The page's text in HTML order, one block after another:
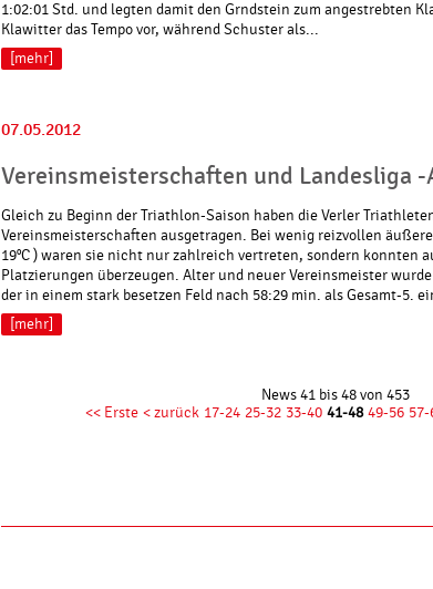
1:02:01 Std. und legten damit den Grndstein zum angestrebten
Klawitter das Tempo vor, während Schuster als...
[mehr]
07.05.2012
Vereinsmeisterschaften und Landesliga
Gleich zu Beginn der Triathlon-Saison haben die Verler
Vereinsmeisterschaften ausgetragen. Bei wenig reizvollen
19°C ) waren sie nicht nur zahlreich vertreten, sondern konnten
Platzierungen überzeugen. Alter und neuer Vereinsmeister
der in einem stark besetzen Feld nach 58:29 min. als Gesamt-5.
[mehr]
News 41 bis 48 von 453
<< Erste < zurück 17-24 25-32 33-40 41-48 49-56 57-